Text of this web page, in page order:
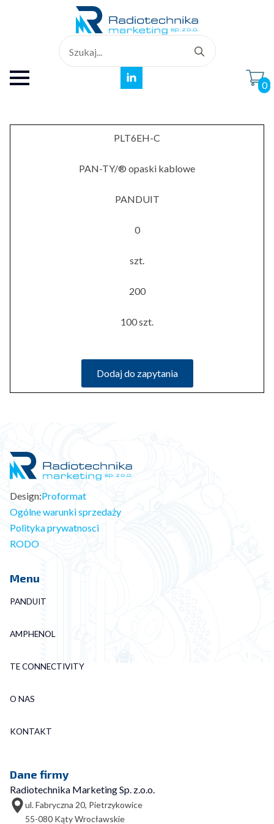
for:
0
PLT6EH-C
PAN-TY/® opaski kablowe
PANDUIT
0
szt.
200
100 szt.
Dodaj do zapytania
Design:Proformat
Ogólne warunki sprzedaży
Polityka prywatnosci
RODO
Menu
PANDUIT
AMPHENOL
TE CONNECTIVITY
O NAS
KONTAKT
Dane firmy
Radiotechnika Marketing Sp. z.o.o.
ul. Fabryczna 20, Pietrzykowice
55-080 Kąty Wrocławskie